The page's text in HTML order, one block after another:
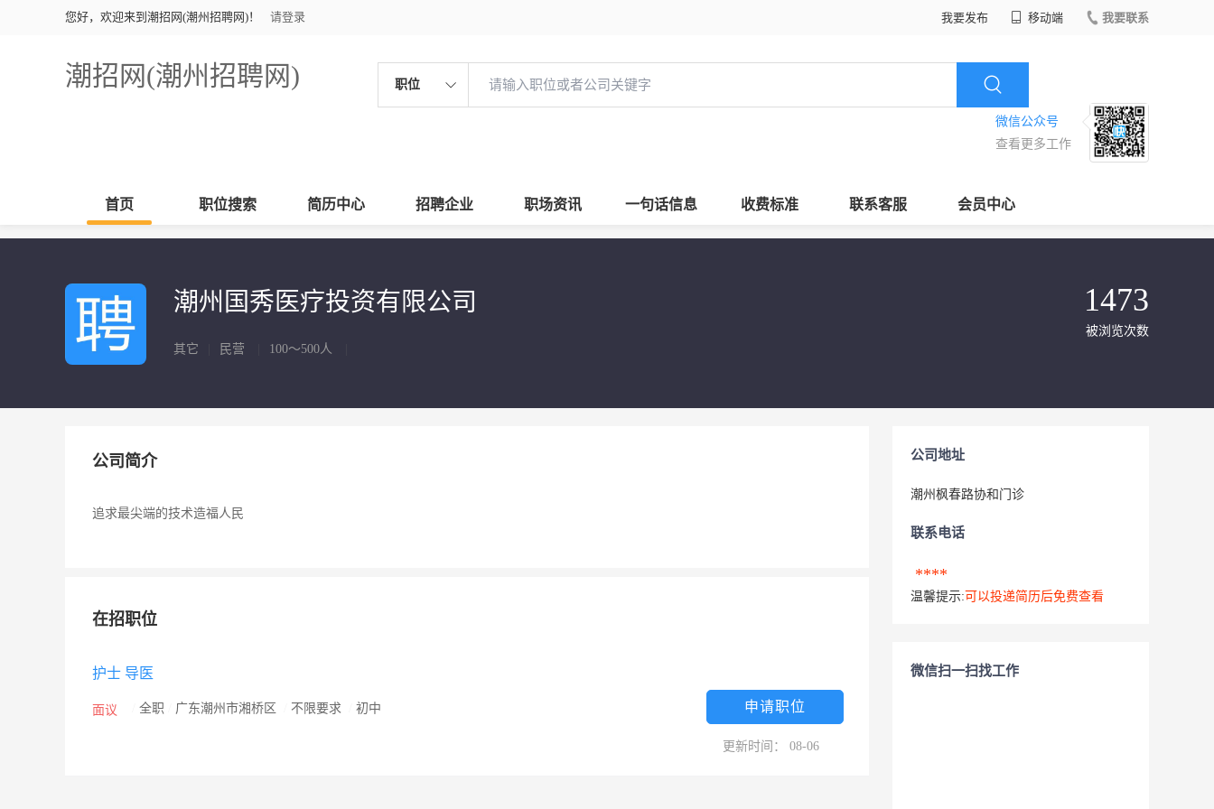
您好，欢迎来到潮招网(潮州招聘网)！ 请登录 我要发布 移动端 我要联系
潮招网(潮州招聘网) 职位
微信公众号
查看更多工作
首页 职位搜索 简历中心 招聘企业 职场资讯 一句话信息 收费标准 联系客服 会员中心
潮州国秀医疗投资有限公司
其它 民营 100～500人
1473
被浏览次数
公司简介
追求最尖端的技术造福人民
在招职位
护士 导医
面议 全职 广东潮州市湘桥区 不限要求 初中 申请职位
更新时间： 08-06
公司地址
潮州枫春路协和门诊
联系电话
****
温馨提示: 可以投递简历后免费查看
微信扫一扫找工作